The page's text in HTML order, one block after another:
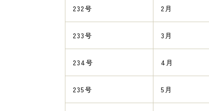
232号 2月
233号 3月
234号 4月
235号 5月